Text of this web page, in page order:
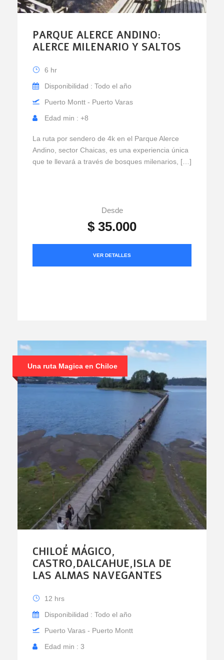
PARQUE ALERCE ANDINO:
ALERCE MILENARIO Y SALTOS
6 hr
Disponibilidad : Todo el año
Puerto Montt - Puerto Varas
Edad min : +8
La ruta por sendero de 4k en el Parque Alerce
Andino, sector Chaicas, es una experiencia única
que te llevará a través de bosques milenarios, […]
Desde
$ 35.000
VER DETALLES
Una ruta Magica en Chiloe
CHILOÉ MÁGICO,
CASTRO,DALCAHUE,ISLA DE
LAS ALMAS NAVEGANTES
12 hrs
Disponibilidad : Todo el año
Puerto Varas - Puerto Montt
Edad min : 3